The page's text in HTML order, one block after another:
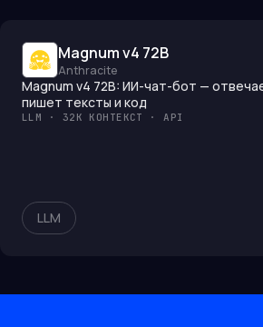
Magnum v4 72B
Anthracite
Magnum v4 72B: ИИ-чат-бот —
пишет тексты и код
LLM · 32K КОНТЕКСТ · API
LLM